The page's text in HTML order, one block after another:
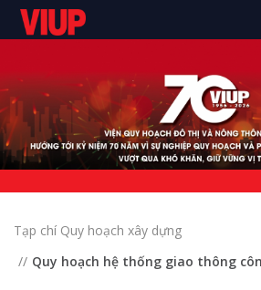
Tạp chí Quy hoạch xây dựng
Quy hoạch hệ thống giao thông